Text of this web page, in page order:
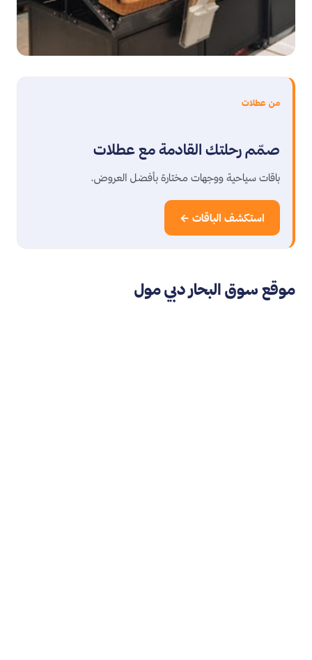
من عطلات
صمّم رحلتك القادمة مع عطلات
باقات سياحية ووجهات مختارة بأفضل العروض.
استكشف الباقات ←
موقع سوق البحار دبي مول